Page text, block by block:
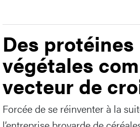
Des protéines
végétales
vecteur de
Forcée de se réinventer à la